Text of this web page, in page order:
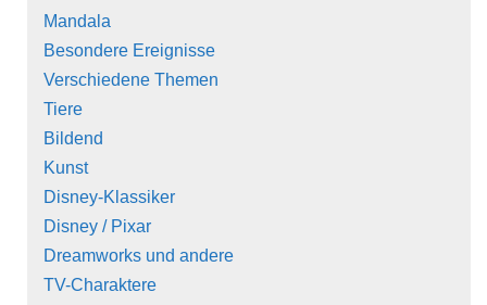
Mandala
Besondere Ereignisse
Verschiedene Themen
Tiere
Bildend
Kunst
Disney-Klassiker
Disney / Pixar
Dreamworks und andere
TV-Charaktere